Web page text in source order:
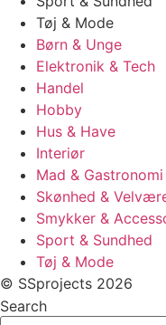
Tøj & Mode
Børn & Unge
Elektronik & Tech
Handel
Hobby
Hus & Have
Interiør
Mad & Gastronomi
Skønhed &
Smykker &
Sport & Sundhed
Tøj & Mode
© SSprojects 2026
Search